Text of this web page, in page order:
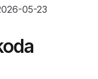
05-23